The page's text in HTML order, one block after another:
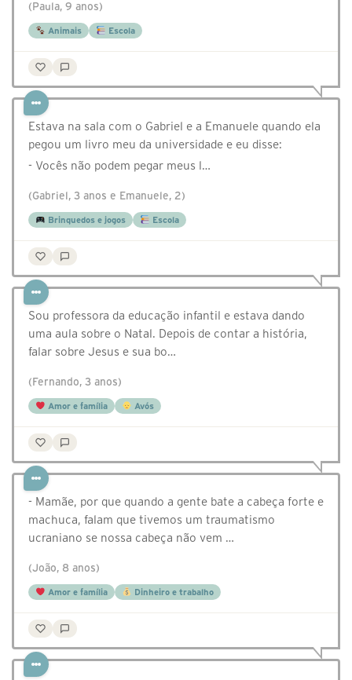
(Paula, 9 anos)
Animais Escola
Estava na sala com o Gabriel e a Emanuele quando ela
pegou um livro meu da universidade e eu disse:
- Vocês não podem pegar meus l…
(Gabriel, 3 anos e Emanuele, 2)
Brinquedos e jogos Escola
Sou professora da educação infantil e estava dando
uma aula sobre o Natal. Depois de contar a história,
falar sobre Jesus e sua bo…
(Fernando, 3 anos)
Amor e família Avós
- Mamãe, por que quando a gente bate a cabeça forte e
machuca, falam que tivemos um traumatismo
ucraniano se nossa cabeça não vem …
(João, 8 anos)
Amor e família Dinheiro e trabalho